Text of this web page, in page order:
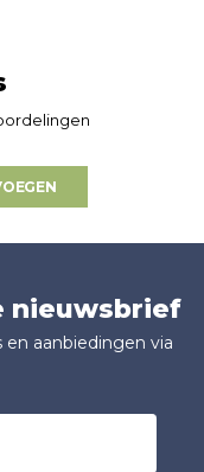
nieuwsbrief
aanbiedingen via